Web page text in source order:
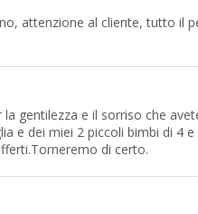
attenzione al cliente, tutto il
la gentilezza e il sorriso che
e dei miei 2 piccoli bimbi di 4
di certo.